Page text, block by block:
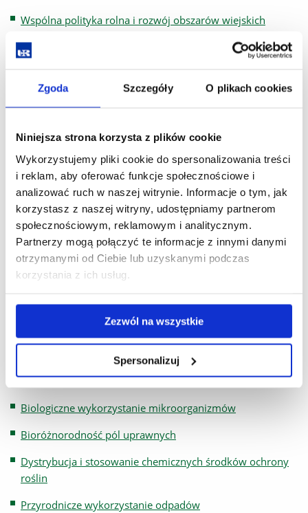
Zgoda Szczegóły O plikach cookies
Niniejsza strona korzysta z plików cookie
Wykorzystujemy pliki cookie do spersonalizowania treści
i reklam, aby oferować funkcje społecznościowe i
analizować ruch w naszej witrynie. Informacje o tym, jak
korzystasz z naszej witryny, udostępniamy partnerom
społecznościowym, reklamowym i analitycznym.
Partnerzy mogą połączyć te informacje z innymi danymi
otrzymanymi od Ciebie lub uzyskanymi podczas
korzystania z ich usług.
Zezwól na wszystkie
Spersonalizuj
Wspólna polityka rolna i rozwój obszarów wiejskich
Przedmioty do wyboru I
Przedmioty do wyboru II
Agrologistyka
Biostymulatory w produkcji roślinnej
Owady szkodliwe i pożyteczne w integrowanej ochronie
roślin rolniczych
Rynek surowców i produktów pochodzenia zwierzęcego
SPECJALNOŚĆ: BIOINŻYNIERIA ROLNICZA
Bioinżynieia w produkcji zwierzęcej
Bioinżynieria w produkcji roślinnej
Biologia gleby i ekosystemów rolniczych
Biologiczne wykorzystanie mikroorganizmów
Bioróżnorodność pól uprawnych
Dystrybucja i stosowanie chemicznych środków ochrony
roślin
Przyrodnicze wykorzystanie odpadów